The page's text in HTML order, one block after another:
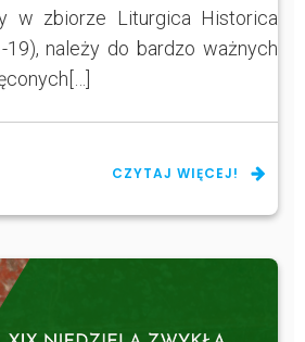
w zbiorze Liturgica Historica
19), należy do bardzo ważnych
CZYTAJ WIĘCEJ!